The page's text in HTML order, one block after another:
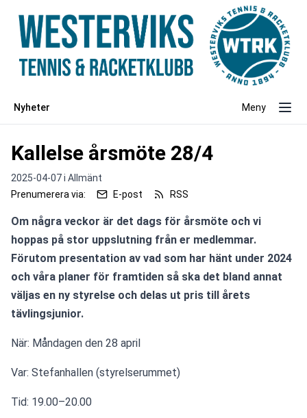
Nyheter Meny
Kallelse årsmöte 28/4
2025-04-07 i Allmänt
Prenumerera via:
E-post RSS
Om några veckor är det dags för årsmöte och vi
hoppas på stor uppslutning från er medlemmar.
Förutom presentation av vad som har hänt under 2024
och våra planer för framtiden så ska det bland annat
väljas en ny styrelse och delas ut pris till årets
tävlingsjunior.
När: Måndagen den 28 april
Var: Stefanhallen (styrelserummet)
Tid: 19.00–20.00